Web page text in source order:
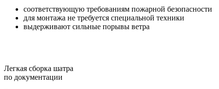
соответствующую требованиям пожарной безопасности
для монтажа не требуется специальной техники
выдерживают сильные порывы ветра
Легкая сборка шатра
по документации